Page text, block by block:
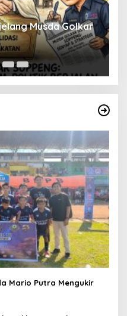
Musda Golkar
Mario Putra Mengukir